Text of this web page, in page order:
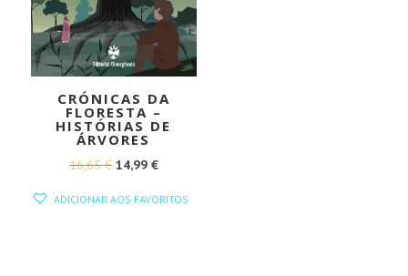
CRÓNICAS DA
FLORESTA –
HISTÓRIAS DE
ÁRVORES
16,65€ O
14,99 €O
ADICIONAR AOS FAVORITOS